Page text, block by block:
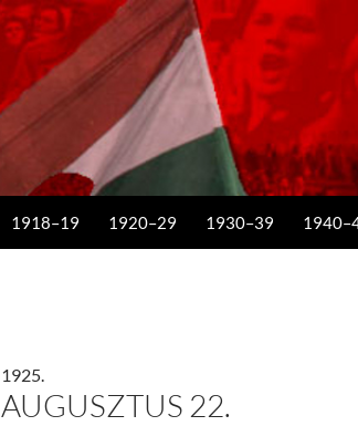
1918–19 1920–29 1930–39
1925.
AUGUSZTUS 22.